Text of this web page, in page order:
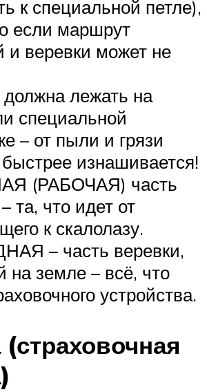
к специальной петле),
если маршрут
и веревки может не
должна лежать на
специальной
– от пыли и грязи
изнашивается!
(РАБОЧАЯ) часть
та, что идет от
к скалолазу.
– часть веревки,
на земле – всё, что
устройства.